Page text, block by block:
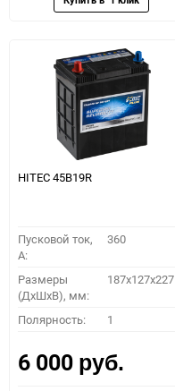
HITEC 45B19R
Пусковой ток,
A:
360
Размеры
(ДхШхВ), мм:
187x127x227
Полярность: 1
6 000 руб.